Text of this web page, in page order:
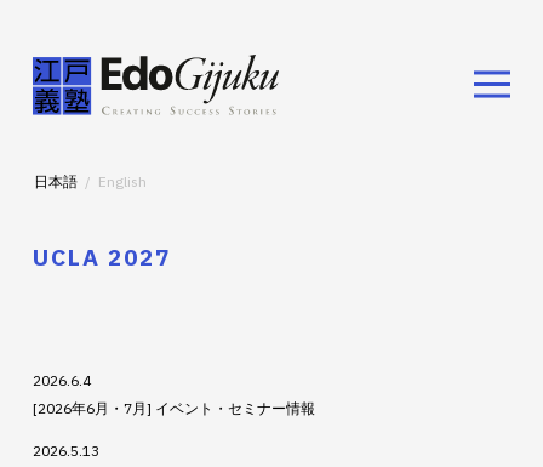
日本語 English
2026.6.4
[2026年6月・7月] イベント・セミナー情報
2026.5.13
UCLA 2027